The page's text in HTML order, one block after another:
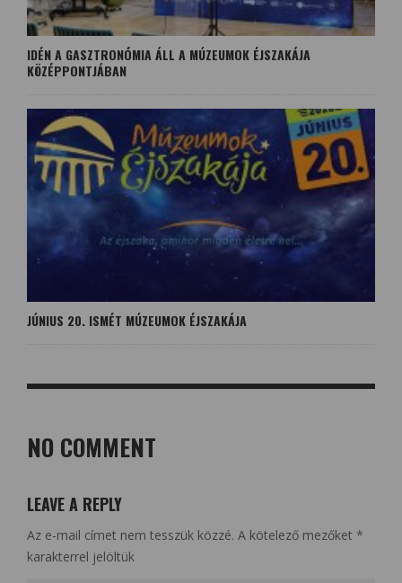
IDÉN A GASZTRONÓMIA ÁLL A MÚZEUMOK ÉJSZAKÁJA
KÖZÉPPONTJÁBAN
JÚNIUS 20. ISMÉT MÚZEUMOK ÉJSZAKÁJA
NO COMMENT
LEAVE A REPLY
Az e-mail címet nem tesszük közzé. A kötelező mezőket *
karakterrel jelöltük